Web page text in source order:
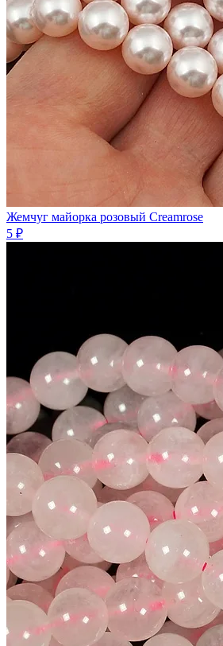
Жемчуг майорка розовый Creamrose
5 ₽